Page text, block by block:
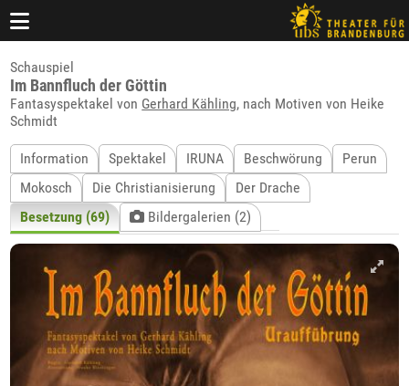
Schauspiel
Im Bannfluch der Göttin
Fantasyspektakel von Gerhard Kähling, nach Motiven von Heike
Schmidt
Information Spektakel IRUNA Beschwörung
Perun
Mokosch
Die Christianisierung
Der Drache
Besetzung (69)
Bildergalerien (2)